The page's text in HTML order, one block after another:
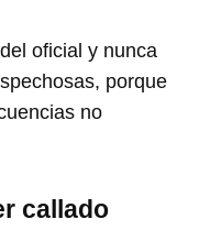
oficial y nunca
porque
no
callado